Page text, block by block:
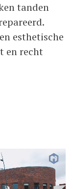
tanden
esthetische
en recht